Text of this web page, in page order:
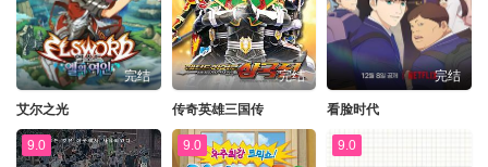
完结
艾尔之光
完结
传奇英雄三国传
完结
看脸时代
9.0 9.0 9.0